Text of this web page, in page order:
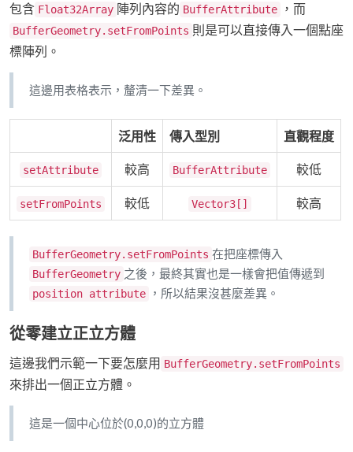
包含 Float32Array 陣列內容的 BufferAttribute ，而
BufferGeometry.setFromPoints 則是可以直接傳入一個點座
標陣列。
這邊用表格表示，釐清一下差異。
泛用性 傳入型別 直觀程度
setAttribute 較高 BufferAttribute 較低
setFromPoints 較低 Vector3[] 較高
BufferGeometry.setFromPoints 在把座標傳入
BufferGeometry 之後，最終其實也是一樣會把值傳遞到
position attribute ，所以結果沒甚麼差異。
從零建立正立方體
這邊我們示範一下要怎麼用 BufferGeometry.setFromPoints
來排出一個正立方體。
這是一個中心位於(0,0,0)的立方體